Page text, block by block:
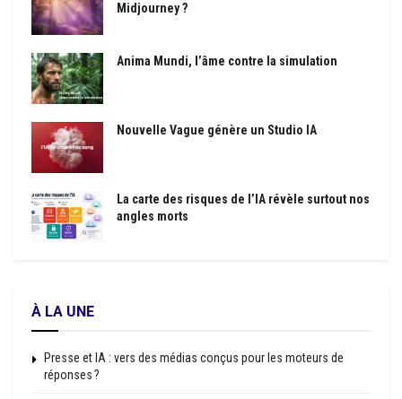
Midjourney ?
Anima Mundi, l’âme contre la simulation
Nouvelle Vague génère un Studio IA
La carte des risques de l’IA révèle surtout nos
angles morts
À LA UNE
Presse et IA : vers des médias conçus pour les moteurs de
réponses ?